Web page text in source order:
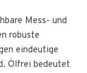
Mess- und
robuste
eindeutige
Ölfrei bedeutet